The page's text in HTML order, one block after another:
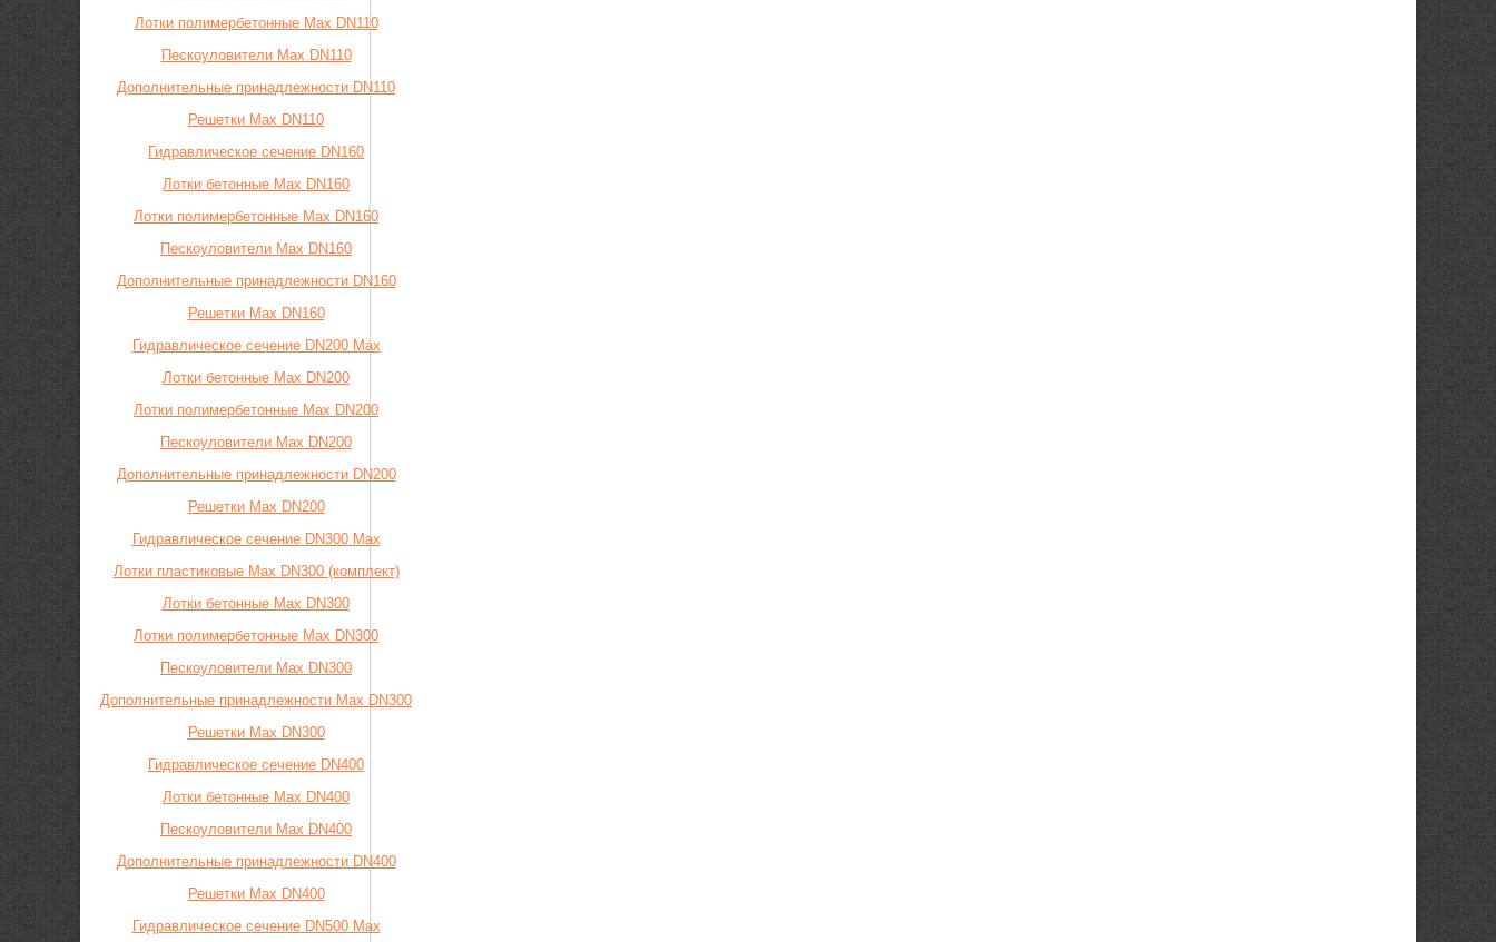
Лотки полимербетонные Max DN110
Пескоуловители Max DN110
Дополнительные принадлежности DN110
Решетки Max DN110
Гидравлическое сечение DN160
Лотки бетонные Max DN160
Лотки полимербетонные Max DN160
Пескоуловители Max DN160
Дополнительные принадлежности DN160
Решетки Max DN160
Гидравлическое сечение DN200 Max
Лотки бетонные Max DN200
Лотки полимербетонные Max DN200
Пескоуловители Max DN200
Дополнительные принадлежности DN200
Решетки Max DN200
Гидравлическое сечение DN300 Max
Лотки пластиковые Max DN300 (комплект)
Лотки бетонные Max DN300
Лотки полимербетонные Max DN300
Пескоуловители Max DN300
Дополнительные принадлежности Max DN300
Решетки Max DN300
Гидравлическое сечение DN400
Лотки бетонные Max DN400
Пескоуловители Max DN400
Дополнительные принадлежности DN400
Решетки Max DN400
Гидравлическое сечение DN500 Max